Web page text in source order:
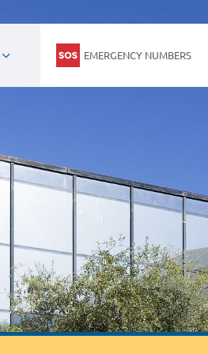
EMERGENCY NUMBERS